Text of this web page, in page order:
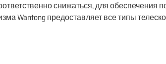
снижаться, для обеспечения
Wantong предоставляет все типы